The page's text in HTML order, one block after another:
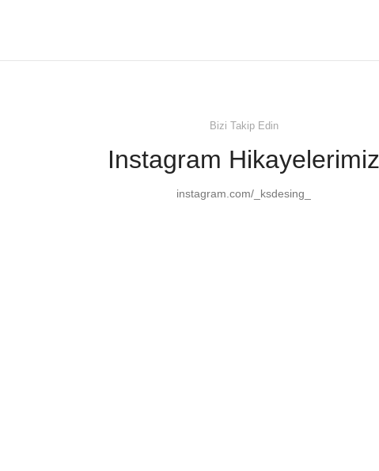
Bizi Takip Edin
Instagram Hikayelerimiz
instagram.com/_ksdesing_